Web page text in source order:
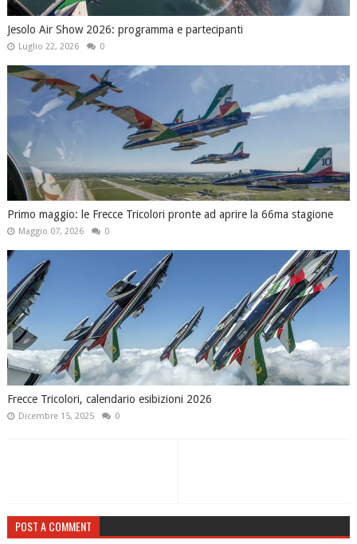
Jesolo Air Show 2026: programma e partecipanti
Luglio 22, 2026 0
Primo maggio: le Frecce Tricolori pronte ad aprire la 66ma stagione
Maggio 07, 2026 0
Frecce Tricolori, calendario esibizioni 2026
Dicembre 15, 2025 0
POST A COMMENT